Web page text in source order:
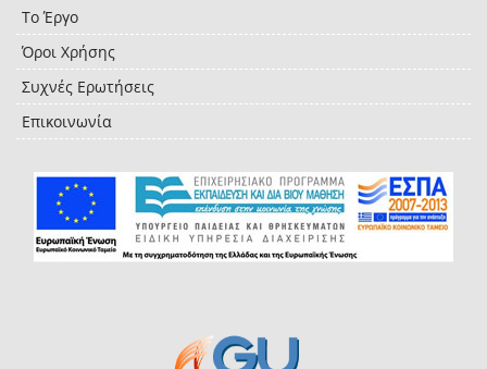
Το Έργο
Όροι Χρήσης
Συχνές Ερωτήσεις
Επικοινωνία